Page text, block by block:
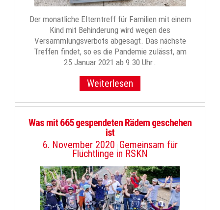
Der monatliche Elterntreff für Familien mit einem
Kind mit Behinderung wird wegen des
Versammlungsverbots abgesagt. Das nächste
Treffen findet, so es die Pandemie zulässt, am
25.Januar 2021 ab 9.30 Uhr…
Weiterlesen
Was mit 665 gespendeten Rädern geschehen
ist
6. November 2020 | Gemeinsam für
Flüchtlinge in RSKN